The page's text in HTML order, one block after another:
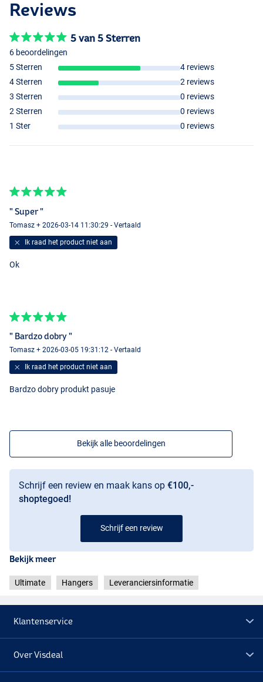
Reviews
5 van 5 Sterren
6 beoordelingen
5 Sterren
4 reviews
4 Sterren
2 reviews
3 Sterren
0 reviews
2 Sterren
0 reviews
1 Ster
0 reviews
" Super "
Tomasz + 2026-03-14 11:30:29 - Vertaald
Ik raad het product niet aan
Ok
" Bardzo dobry "
Tomasz + 2026-03-05 19:31:12 - Vertaald
Ik raad het product niet aan
Bardzo dobry produkt pasuje
Bekijk alle beoordelingen
Schrijf een review en maak kans op €100,-
shoptegoed!
Schrijf een review
Bekijk meer
Ultimate Hangers Leveranciersinformatie
Klantenservice
Over Visdeal